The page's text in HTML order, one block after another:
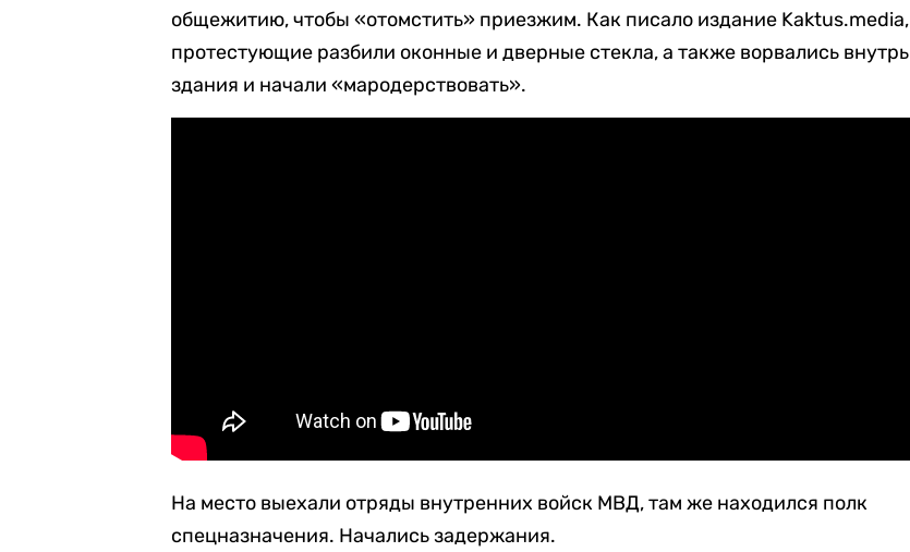
общежитию, чтобы «отомстить» приезжим. Как писало издание Kaktus.media,
протестующие разбили оконные и дверные стекла, а также ворвались внутрь
здания и начали «мародерствовать».
На место выехали отряды внутренних войск МВД, там же находился полк
спецназначения. Начались задержания.